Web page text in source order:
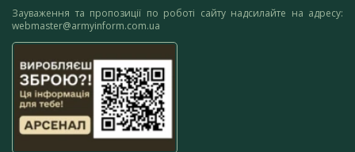
Зауваження та пропозиції по роботі сайту надсилайте на адресу:
webmaster@armyinform.com.ua